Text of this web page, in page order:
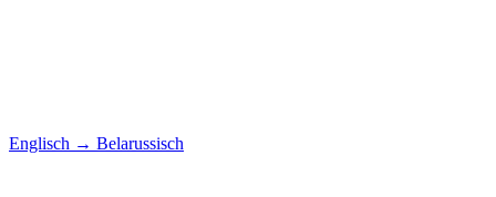
Englisch → Belarussisch